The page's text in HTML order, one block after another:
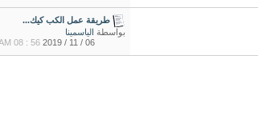
طريقة عمل الكب كيك...
بواسطة الياسمينا
06 / 11 / 2019
56 : 08 AM